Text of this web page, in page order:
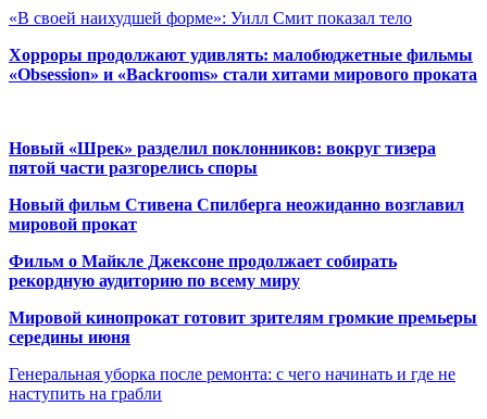
«В своей наихудшей форме»: Уилл Смит показал тело
Хорроры продолжают удивлять: малобюджетные фильмы
«Obsession» и «Backrooms» стали хитами мирового проката
Новый «Шрек» разделил поклонников: вокруг тизера
пятой части разгорелись споры
Новый фильм Стивена Спилберга неожиданно возглавил
мировой прокат
Фильм о Майкле Джексоне продолжает собирать
рекордную аудиторию по всему миру
Мировой кинопрокат готовит зрителям громкие премьеры
середины июня
Генеральная уборка после ремонта: с чего начинать и где не
наступить на грабли